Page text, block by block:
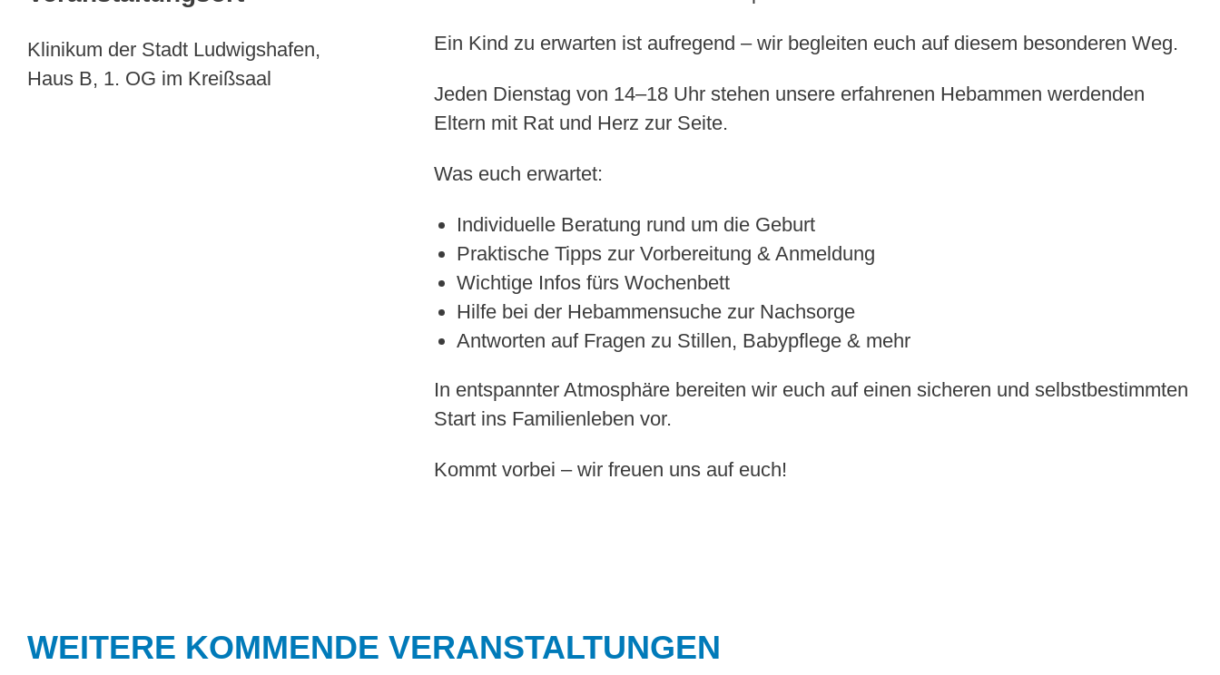
Klinikum der Stadt Ludwigshafen,
Haus B, 1. OG im Kreißsaal
Ein Kind zu erwarten ist aufregend – wir begleiten euch auf diesem besonderen Weg.
Jeden Dienstag von 14–18 Uhr stehen unsere erfahrenen Hebammen werdenden
Eltern mit Rat und Herz zur Seite.
Was euch erwartet:
Individuelle Beratung rund um die Geburt
Praktische Tipps zur Vorbereitung & Anmeldung
Wichtige Infos fürs Wochenbett
Hilfe bei der Hebammensuche zur Nachsorge
Antworten auf Fragen zu Stillen, Babypflege & mehr
In entspannter Atmosphäre bereiten wir euch auf einen sicheren und selbstbestimmten
Start ins Familienleben vor.
Kommt vorbei – wir freuen uns auf euch!
WEITERE KOMMENDE VERANSTALTUNGEN